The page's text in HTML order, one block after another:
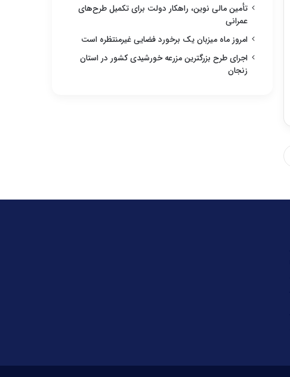
تأمین مالی نوین، راهکار دولت برای تکمیل طرح‌های
عمرانی
امروز ماه میزبان یک برخورد فضایی غیرمنتظره است
اجرای طرح بزرگترین مزرعه خورشیدی کشور در استان
زنجان